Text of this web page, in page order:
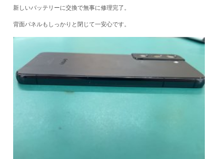
新しいバッテリーに交換で無事に修理完了。
背面パネルもしっかりと閉じて一安心です。